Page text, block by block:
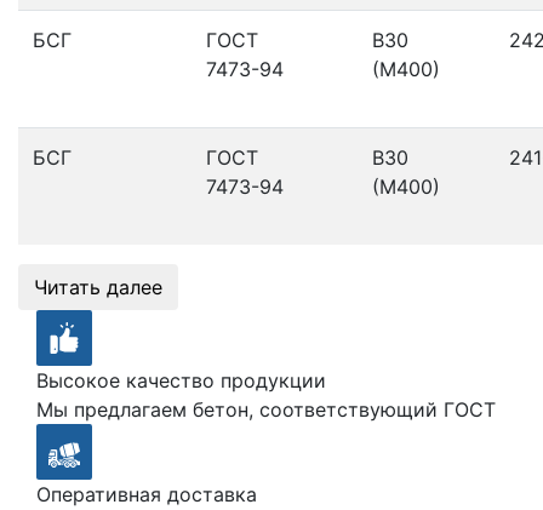
БСГ
ГОСТ
7473-94
В30
(М400)
БСГ
ГОСТ
7473-94
В30
(М400)
Читать далее
Высокое качество продукции
Мы предлагаем бетон, соответствующий ГОСТ
Оперативная доставка